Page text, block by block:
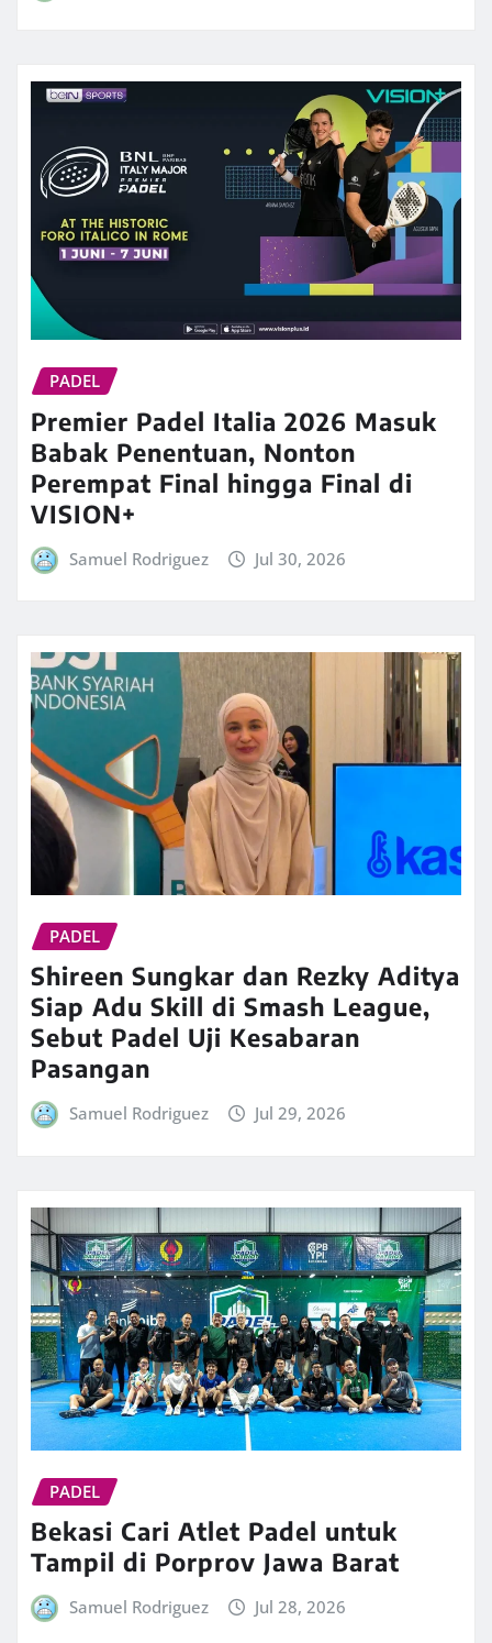
PADEL
Premier Padel Italia 2026 Masuk
Babak Penentuan, Nonton
Perempat Final hingga Final di
VISION+
Samuel Rodriguez Jul 30, 2026
PADEL
Shireen Sungkar dan Rezky Aditya
Siap Adu Skill di Smash League,
Sebut Padel Uji Kesabaran
Pasangan
Samuel Rodriguez Jul 29, 2026
PADEL
Bekasi Cari Atlet Padel untuk
Tampil di Porprov Jawa Barat
Samuel Rodriguez Jul 28, 2026